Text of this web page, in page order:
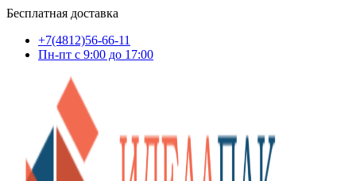
Бесплатная доставка
+7(4812)56-66-11
Пн-пт c 9:00 до 17:00